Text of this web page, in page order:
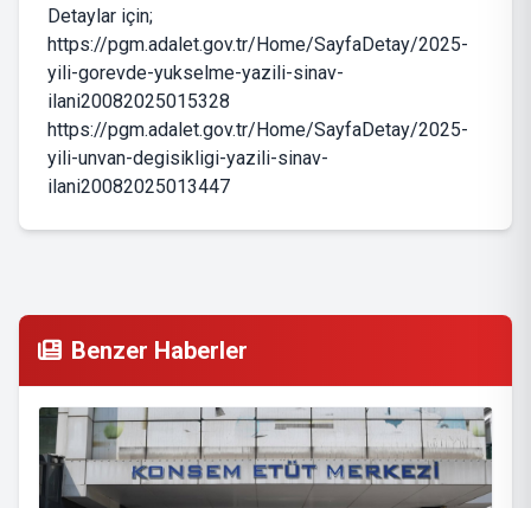
Detaylar için;
https://pgm.adalet.gov.tr/Home/SayfaDetay/2025-
yili-gorevde-yukselme-yazili-sinav-
ilani20082025015328
https://pgm.adalet.gov.tr/Home/SayfaDetay/2025-
yili-unvan-degisikligi-yazili-sinav-
ilani20082025013447
Benzer Haberler